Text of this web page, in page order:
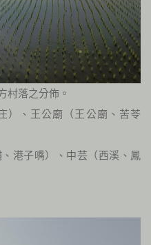
村落之分佈。
）、王公廟（王公廟、苦苓
港子嘴）、中芸（西溪、鳳